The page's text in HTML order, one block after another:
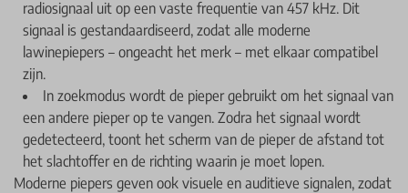
radiosignaal uit op een vaste frequentie van 457 kHz. Dit
signaal is gestandaardiseerd, zodat alle moderne
lawinepiepers – ongeacht het merk – met elkaar compatibel
zijn.
In zoekmodus wordt de pieper gebruikt om het signaal van
een andere pieper op te vangen. Zodra het signaal wordt
gedetecteerd, toont het scherm van de pieper de afstand tot
het slachtoffer en de richting waarin je moet lopen.
Moderne piepers geven ook visuele en auditieve signalen, zodat